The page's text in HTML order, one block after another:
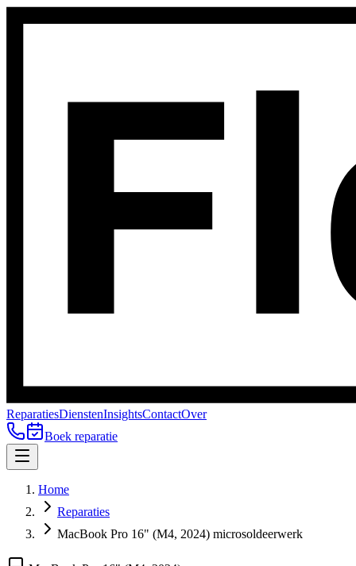
ReparatiesDienstenInsightsContactOver
Boek reparatie
Home
Reparaties
MacBook Pro 16" (M4, 2024) microsoldeerwerk